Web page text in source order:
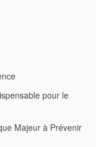
pour le
Majeur à Prévenir